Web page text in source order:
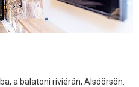
a balatoni riviérán, Alsóörsön.